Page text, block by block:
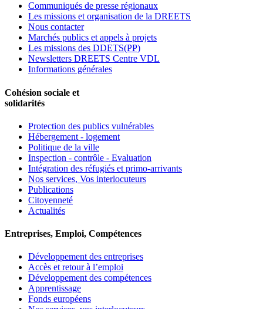
Communiqués de presse régionaux
Les missions et organisation de la DREETS
Nous contacter
Marchés publics et appels à projets
Les missions des DDETS(PP)
Newsletters DREETS Centre VDL
Informations générales
Cohésion sociale et
solidarités
Protection des publics vulnérables
Hébergement - logement
Politique de la ville
Inspection - contrôle - Evaluation
Intégration des réfugiés et primo-arrivants
Nos services, Vos interlocuteurs
Publications
Citoyenneté
Actualités
Entreprises, Emploi, Compétences
Développement des entreprises
Accès et retour à l’emploi
Développement des compétences
Apprentissage
Fonds européens